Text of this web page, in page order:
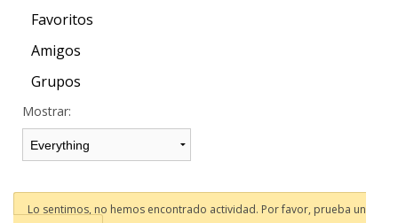
Favoritos
Amigos
Grupos
Mostrar:
Lo sentimos, no hemos encontrado actividad. Por favor, prueba un